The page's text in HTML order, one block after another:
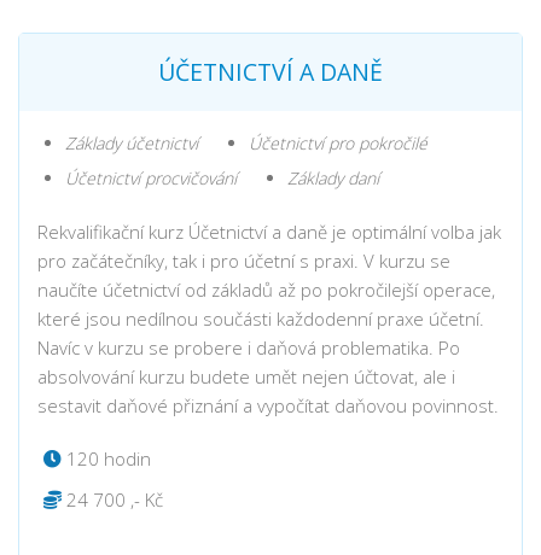
ÚČETNICTVÍ A DANĚ
Základy účetnictví
Účetnictví pro pokročilé
Účetnictví procvičování
Základy daní
Rekvalifikační kurz Účetnictví a daně je optimální volba jak
pro začátečníky, tak i pro účetní s praxi. V kurzu se
naučíte účetnictví od základů až po pokročilejší operace,
které jsou nedílnou součásti každodenní praxe účetní.
Navíc v kurzu se probere i daňová problematika. Po
absolvování kurzu budete umět nejen účtovat, ale i
sestavit daňové přiznání a vypočítat daňovou povinnost.
120 hodin
24 700 ,- Kč